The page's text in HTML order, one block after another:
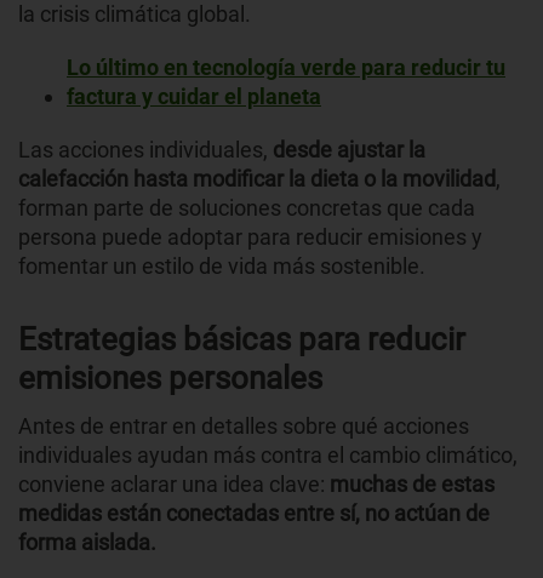
la crisis climática global.
Lo último en tecnología verde para reducir tu
factura y cuidar el planeta
Las acciones individuales, desde ajustar la
calefacción hasta modificar la dieta o la movilidad,
forman parte de soluciones concretas que cada
persona puede adoptar para reducir emisiones y
fomentar un estilo de vida más sostenible.
Estrategias básicas para reducir
emisiones personales
Antes de entrar en detalles sobre qué acciones
individuales ayudan más contra el cambio climático,
conviene aclarar una idea clave: muchas de estas
medidas están conectadas entre sí, no actúan de
forma aislada.